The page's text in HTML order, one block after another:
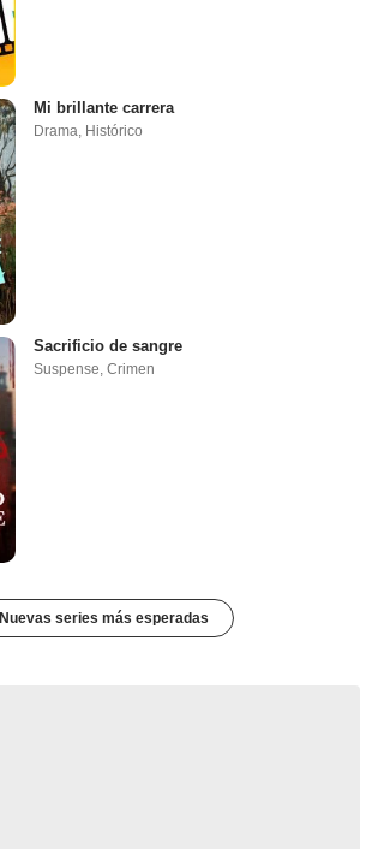
Mi brillante carrera
Drama Histórico
Sacrificio de sangre
Suspense,Crimen
Nuevas series más esperadas